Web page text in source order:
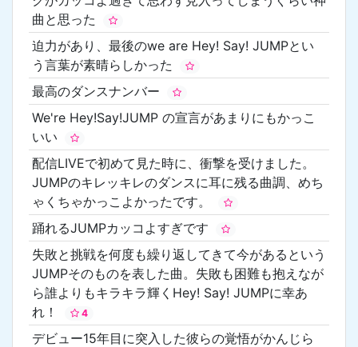
曲と思った
迫力があり、最後のwe are Hey! Say! JUMPとい
う言葉が素晴らしかった
最高のダンスナンバー
We're Hey!Say!JUMP の宣言があまりにもかっこ
いい
配信LIVEで初めて見た時に、衝撃を受けました。
JUMPのキレッキレのダンスに耳に残る曲調、めち
ゃくちゃかっこよかったです。
踊れるJUMPカッコよすぎです
失敗と挑戦を何度も繰り返してきて今があるという
JUMPそのものを表した曲。失敗も困難も抱えなが
ら誰よりもキラキラ輝くHey! Say! JUMPに幸あ
れ！
4
デビュー15年目に突入した彼らの覚悟がかんじら